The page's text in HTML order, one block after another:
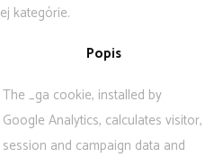
kategórie.
Popis
The _ga cookie, installed by
Google Analytics, calculates visitor,
session and campaign data and